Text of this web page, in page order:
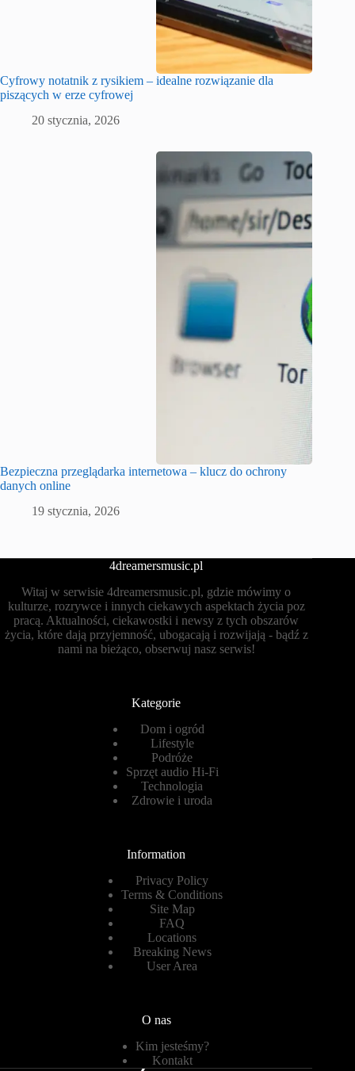
Cyfrowy notatnik z rysikiem – idealne rozwiązanie dla
piszących w erze cyfrowej
20 stycznia, 2026
Bezpieczna przeglądarka internetowa – klucz do ochrony
danych online
19 stycznia, 2026
4dreamersmusic.pl
Witaj w serwisie 4dreamersmusic.pl, gdzie mówimy o
kulturze, rozrywce i innych ciekawych aspektach życia poz
pracą. Aktualności, ciekawostki i newsy z tych obszarów
życia, które dają przyjemność, ubogacają i rozwijają - bądź z
nami na bieżąco, obserwuj nasz serwis!
Kategorie
Dom i ogród
Lifestyle
Podróże
Sprzęt audio Hi-Fi
Technologia
Zdrowie i uroda
Information
Privacy Policy
Terms & Conditions
Site Map
FAQ
Locations
Breaking News
User Area
O nas
Kim jesteśmy?
Kontakt